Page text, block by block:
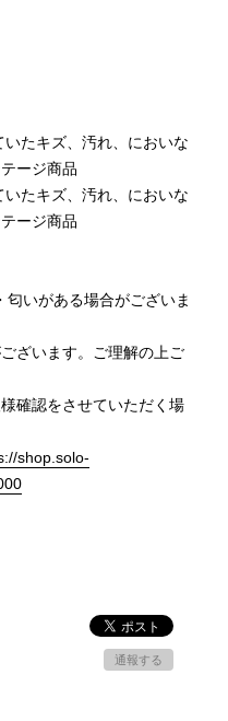
たキズ、汚れ、においな
ージ商品
たキズ、汚れ、においな
ージ商品
匂いがある場合がございま
ざいます。ご理解の上ご
確認をさせていただく場
shop.solo-
通報する